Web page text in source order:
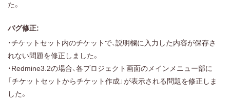
た。
バグ修正:
・チケットセット内のチケットで、説明欄に入力した内容が保存さ
れない問題を修正しました。
・Redmine3.2の場合、各プロジェクト画面のメインメニュー部に
「チケットセットからチケット作成」が表示される問題を修正しま
した。